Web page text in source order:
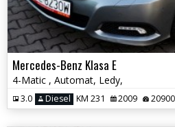
Mercedes-Benz Klasa E
4-Matic , Automat, Ledy,
3.0 Diesel KM 231 2009